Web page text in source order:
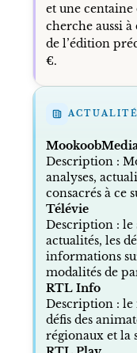
et une centaine
cherche aussi
de l’édition
€.
Description :
analyses,
consacrés à ce
Télévie
Description : le
actualités, les
informations
modalités de
RTL Info
Description : le
défis des
régionaux et la